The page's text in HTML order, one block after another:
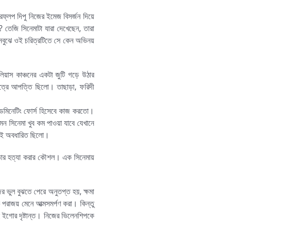
দিপু নিজের ইমেজ বিসর্জন দিয়ে
সিনেমাটা যারা দেখেছেন, তারা
ওই চরিত্রটিতে সে কেন অভিনয়
কাঞ্চনের একটা জুটি গড়ে উঠার
আপত্তি ছিলো। তাছাড়া, ফরিদী
ফোর্স হিসেবে কাজ করতো।
সিনেমা খুব কম পাওয়া যাবে যেখানে
অবধারিত ছিলো।
হত্যা করার কৌশল। এক সিনেমায়
ভুল বুঝতে পেরে অনুতপ্ত হয়, ক্ষমা
মেনে আত্মসমর্পণ করা। কিন্তু
দৃষ্টান্ত। নিজের ভিলেনশিপকে